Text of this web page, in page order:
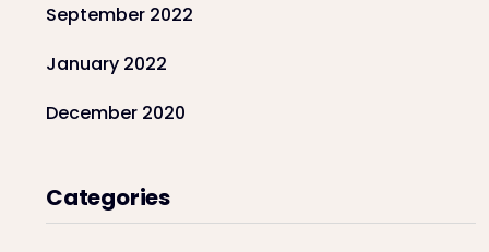
September 2022
January 2022
December 2020
Categories